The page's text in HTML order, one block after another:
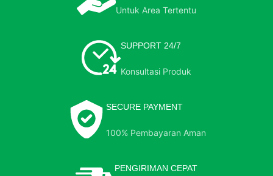
Untuk Area Tertentu
SUPPORT 24/7
Konsultasi Produk
SECURE PAYMENT
100% Pembayaran Aman
PENGIRIMAN CEPAT